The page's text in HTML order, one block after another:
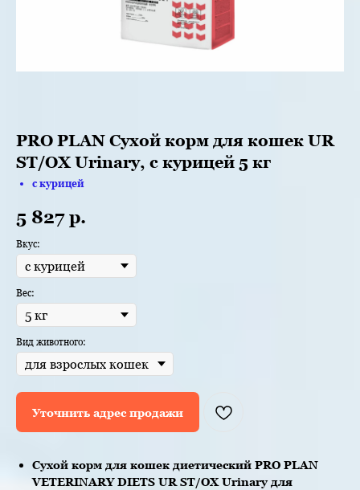
PRO PLAN Сухой корм для кошек UR
ST/OX Urinary, с курицей 5 кг
с курицей
5 827 р.
Вкус:
Вес:
Вид животного:
Уточнить адрес продажи
Сухой корм для кошек диетический PRO PLAN
VETERINARY DIETS UR ST/OX Urinary для